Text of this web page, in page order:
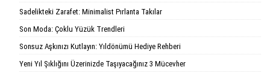
Sadelikteki Zarafet: Minimalist Pırlanta Takılar
Son Moda: Çoklu Yüzük Trendleri
Sonsuz Aşkınızı Kutlayın: Yıldönümü Hediye Rehberi
Yeni Yıl Şıklığını Üzerinizde Taşıyacağınız 3 Mücevher